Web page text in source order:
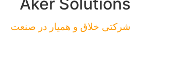
Aker Solutions
شرکتی خلاق و همیار در صنعت